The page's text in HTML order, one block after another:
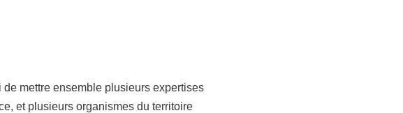
mettre ensemble plusieurs expertises
et plusieurs organismes du territoire